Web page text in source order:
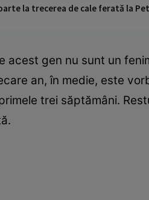
la trecerea de cale ferată la
acest gen nu sunt un
an, în medie, este
trei săptămâni.